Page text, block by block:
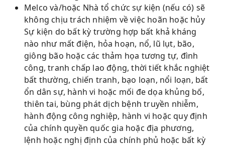
Melco và/hoặc Nhà tổ chức sự kiện (nếu có) sẽ
không chịu trách nhiệm về việc hoãn hoặc hủy
Sự kiện do bất kỳ trường hợp bất khả kháng
nào như mất điện, hỏa hoạn, nổ, lũ lụt, bão,
giông bão hoặc các thảm họa tương tự, đình
công, tranh chấp lao động, thời tiết khắc nghiệt
bất thường, chiến tranh, bạo loạn, nổi loạn, bất
ổn dân sự, hành vi hoặc mối đe dọa khủng bố,
thiên tai, bùng phát dịch bệnh truyền nhiễm,
hành động công nghiệp, hành vi hoặc quy định
của chính quyền quốc gia hoặc địa phương,
lệnh hoặc nghị định của chính phủ hoặc bất kỳ